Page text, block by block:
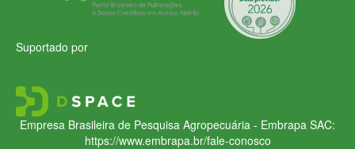
Suportado por
Empresa Brasileira de Pesquisa Agropecuária - Embrapa SAC:
https://www.embrapa.br/fale-conosco